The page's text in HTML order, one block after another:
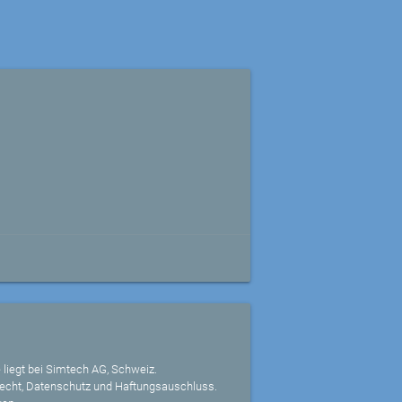
bei Simtech AG, Schweiz.
Datenschutz und Haftungsauschluss.